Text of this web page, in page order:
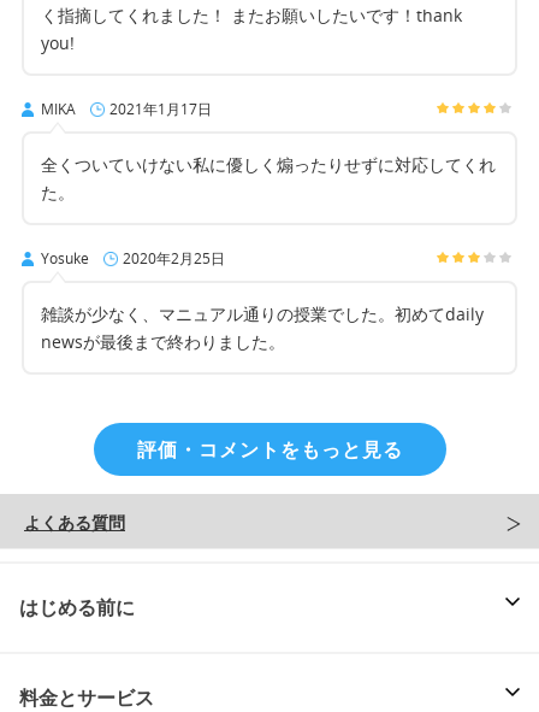
く指摘してくれました！ またお願いしたいです！thank
you!
MIKA 2021年1月17日
全くついていけない私に優しく煽ったりせずに対応してくれ
た。
Yosuke 2020年2月25日
雑談が少なく、マニュアル通りの授業でした。初めてdaily
newsが最後まで終わりました。
評価・コメントをもっと見る
よくある質問
はじめる前に
料金とサービス